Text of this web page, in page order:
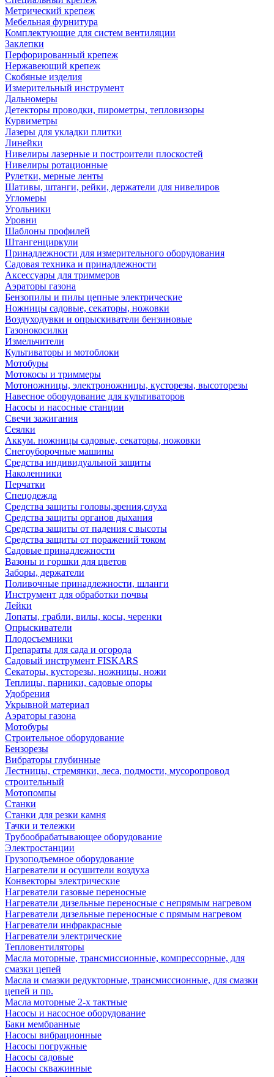
Метрический крепеж
Мебельная фурнитура
Комплектующие для систем вентиляции
Заклепки
Перфорированный крепеж
Нержавеющий крепеж
Скобяные изделия
Измерительный инструмент
Дальномеры
Детекторы проводки, пирометры, тепловизоры
Курвиметры
Лазеры для укладки плитки
Линейки
Нивелиры лазерные и построители плоскостей
Нивелиры ротационные
Рулетки, мерные ленты
Шативы, штанги, рейки, держатели для нивелиров
Угломеры
Угольники
Уровни
Шаблоны профилей
Штангенциркули
Принадлежности для измерительного оборудования
Садовая техника и принадлежности
Аксессуары для триммеров
Аэраторы газона
Бензопилы и пилы цепные электрические
Ножницы садовые, секаторы, ножовки
Воздуходувки и опрыскиватели бензиновые
Газонокосилки
Измельчители
Культиваторы и мотоблоки
Мотобуры
Мотокосы и триммеры
Мотоножницы, электроножницы, кусторезы, высоторезы
Навесное оборудование для культиваторов
Насосы и насосные станции
Свечи зажигания
Сеялки
Аккум. ножницы садовые, секаторы, ножовки
Снегоуборочные машины
Средства индивидуальной защиты
Наколенники
Перчатки
Спецодежда
Средства защиты головы,зрения,слуха
Средства защиты органов дыхания
Средства защиты от падения с высоты
Средства защиты от поражений током
Садовые принадлежности
Вазоны и горшки для цветов
Заборы, держатели
Поливочные принадлежности, шланги
Инструмент для обработки почвы
Лейки
Лопаты, грабли, вилы, косы, черенки
Опрыскиватели
Плодосъемники
Препараты для сада и огорода
Садовый инструмент FISKARS
Секаторы, кусторезы, ножницы, ножи
Теплицы, парники, садовые опоры
Удобрения
Укрывной материал
Аэраторы газона
Мотобуры
Строительное оборудование
Бензорезы
Вибраторы глубинные
Лестницы, стремянки, леса, подмости, мусоропровод
строительный
Мотопомпы
Станки
Станки для резки камня
Тачки и тележки
Трубообрабатывающее оборудование
Электростанции
Грузоподъемное оборудование
Нагреватели и осушители воздуха
Конвекторы электрические
Нагреватели газовые переносные
Нагреватели дизельные переносные с непрямым нагревом
Нагреватели дизельные переносные с прямым нагревом
Нагреватели инфракрасные
Нагреватели электрические
Тепловентиляторы
Масла моторные, трансмиссионные, компрессорные, для
смазки цепей
Масла и смазки редукторные, трансмиссионные, для смазки
цепей и пр.
Масла моторные 2-х тактные
Насосы и насосное оборудование
Баки мембранные
Насосы вибрационные
Насосы погружные
Насосы садовые
Насосы скважинные